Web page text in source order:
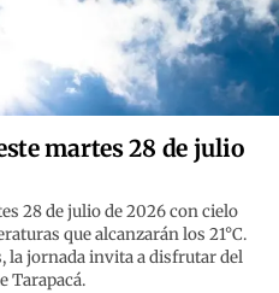
martes 28 de julio
28 de julio de 2026 con cielo
que alcanzarán los 21°C.
la jornada invita a disfrutar del
Tarapacá.